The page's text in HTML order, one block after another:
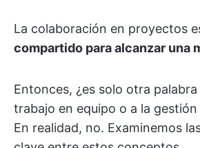
La colaboración en proyectos
compartido para alcanzar una
Entonces, ¿es solo otra
trabajo en equipo o a la
En realidad, no. Examinemos